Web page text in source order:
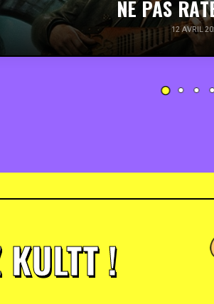
NE PAS
12 AVRIL
KULTT !